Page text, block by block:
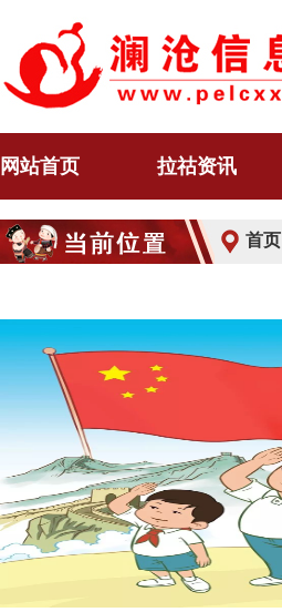
网站首页 拉祜资讯
首页